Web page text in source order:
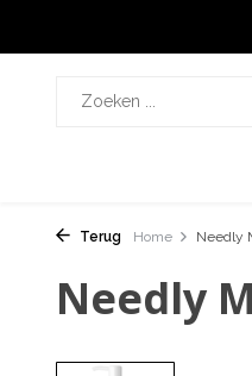
Terug Home Needly
Needly